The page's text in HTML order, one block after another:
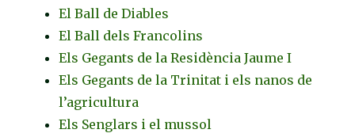
El Ball de Diables
El Ball dels Francolins
Els Gegants de la Residència Jaume I
Els Gegants de la Trinitat i els nanos de
l’agricultura
Els Senglars i el mussol